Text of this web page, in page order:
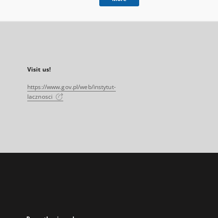
Visit us!
https://www.gov.pl/web/instytut-
lacznosci